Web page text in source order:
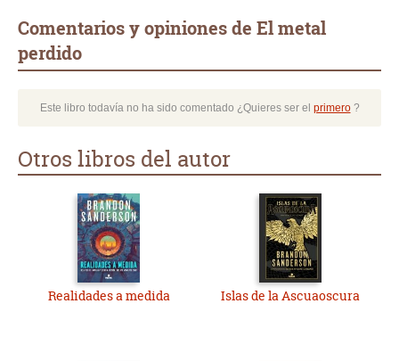
Comentarios y opiniones de El metal
perdido
Este libro todavía no ha sido comentado ¿Quieres ser el primero?
Otros libros del autor
Realidades a medida Islas de la Ascuaoscura